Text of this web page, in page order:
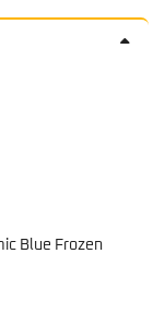
Blue Frozen